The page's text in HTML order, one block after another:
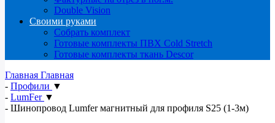
Double Vision
Своими руками
Собрать комплект
Готовые комплекты ПВХ Cold Stretch
Готовые комплекты ткань Descor
Главная Главная
- Профили ▼
- LumFer ▼
- Шинопровод Lumfer магнитный для профиля S25 (1-3м)